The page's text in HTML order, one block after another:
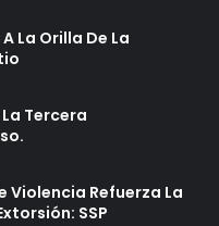
La Orilla De La
Tercera
Violencia Refuerza La
SSP